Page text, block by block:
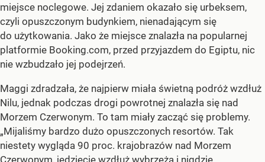
miejsce noclegowe. Jej zdaniem okazało się urbeksem,
czyli opuszczonym budynkiem, nienadającym się
do użytkowania. Jako że miejsce znalazła na popularnej
platformie Booking.com, przed przyjazdem do Egiptu, nic
nie wzbudzało jej podejrzeń.
Maggi zdradzała, że najpierw miała świetną podróż wzdłuż
Nilu, jednak podczas drogi powrotnej znalazła się nad
Morzem Czerwonym. To tam miały zacząć się problemy.
„Mijaliśmy bardzo dużo opuszczonych resortów. Tak
niestety wygląda 90 proc. krajobrazów nad Morzem